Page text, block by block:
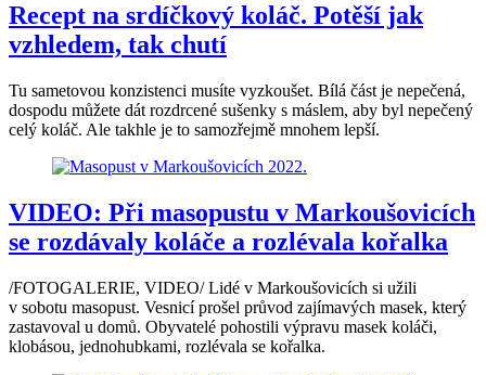
Recept na srdíčkový koláč. Potěší jak
vzhledem, tak chutí
Tu sametovou konzistenci musíte vyzkoušet. Bílá část je nepečená,
dospodu můžete dát rozdrcené sušenky s máslem, aby byl nepečený
celý koláč. Ale takhle je to samozřejmě mnohem lepší.
VIDEO: Při masopustu v Markoušovicích
se rozdávaly koláče a rozlévala kořalka
/FOTOGALERIE, VIDEO/ Lidé v Markoušovicích si užili
v sobotu masopust. Vesnicí prošel průvod zajímavých masek, který
zastavoval u domů. Obyvatelé pohostili výpravu masek koláči,
klobásou, jednohubkami, rozlévala se kořalka.